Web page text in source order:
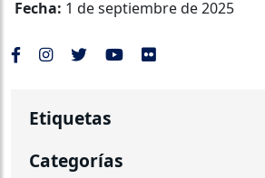
Fecha: 1 de septiembre de 2025
Etiquetas
Categorías